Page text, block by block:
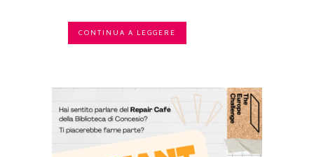
CONTINUA A LEGGERE